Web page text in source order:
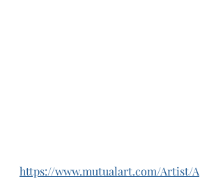
https://www.mutualart.com/Artist/A